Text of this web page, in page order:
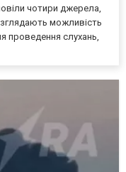
чотири джерела,
можливість
проведення слухань,